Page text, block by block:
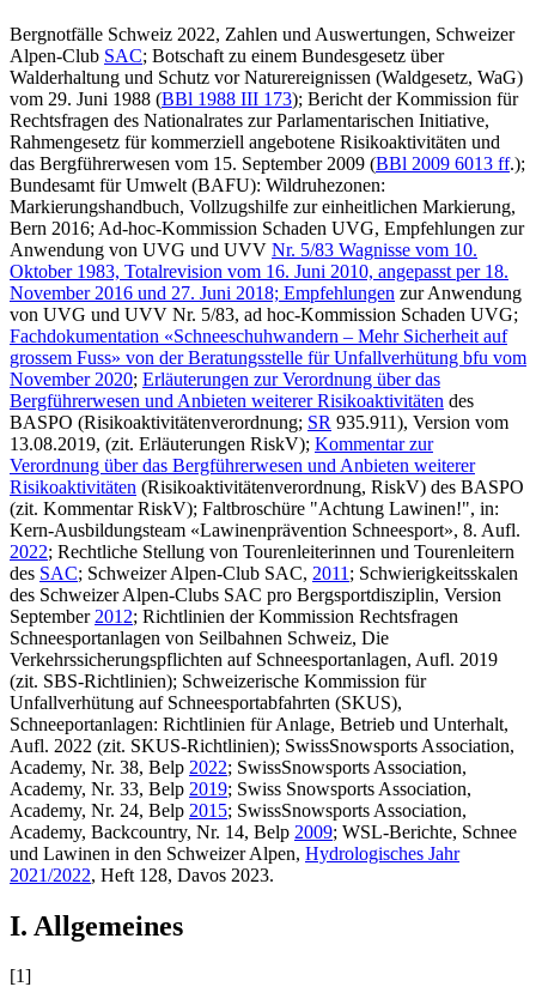
Bergnotfälle Schweiz 2022, Zahlen und Auswertungen, Schweizer
Alpen-Club SAC; Botschaft zu einem Bundesgesetz über
Walderhaltung und Schutz vor Naturereignissen (Waldgesetz, WaG)
vom 29. Juni 1988 (BBl 1988 III 173); Bericht der Kommission für
Rechtsfragen des Nationalrates zur Parlamentarischen Initiative,
Rahmengesetz für kommerziell angebotene Risikoaktivitäten und
das Bergführerwesen vom 15. September 2009 (BBl 2009 6013 ff.);
Bundesamt für Umwelt (BAFU): Wildruhezonen:
Markierungshandbuch, Vollzugshilfe zur einheitlichen Markierung,
Bern 2016; Ad-hoc-Kommission Schaden UVG, Empfehlungen zur
Anwendung von UVG und UVV Nr. 5/83 Wagnisse vom 10.
Oktober 1983, Totalrevision vom 16. Juni 2010, angepasst per 18.
November 2016 und 27. Juni 2018; Empfehlungen zur Anwendung
von UVG und UVV Nr. 5/83, ad hoc-Kommission Schaden UVG;
Fachdokumentation «Schneeschuhwandern – Mehr Sicherheit auf
grossem Fuss» von der Beratungsstelle für Unfallverhütung bfu vom
November 2020; Erläuterungen zur Verordnung über das
Bergführerwesen und Anbieten weiterer Risikoaktivitäten des
BASPO (Risikoaktivitätenverordnung; SR 935.911), Version vom
13.08.2019, (zit. Erläuterungen RiskV); Kommentar zur
Verordnung über das Bergführerwesen und Anbieten weiterer
Risikoaktivitäten (Risikoaktivitätenverordnung, RiskV) des BASPO
(zit. Kommentar RiskV); Faltbroschüre "Achtung Lawinen!", in:
Kern-Ausbildungsteam «Lawinenprävention Schneesport», 8. Aufl.
2022; Rechtliche Stellung von Tourenleiterinnen und Tourenleitern
des SAC; Schweizer Alpen-Club SAC, 2011 ; Schwierigkeitsskalen
des Schweizer Alpen-Clubs SAC pro Bergsportdisziplin, Version
September 2012; Richtlinien der Kommission Rechtsfragen
Schneesportanlagen von Seilbahnen Schweiz, Die
Verkehrssicherungspflichten auf Schneesportanlagen, Aufl. 2019
(zit. SBS-Richtlinien); Schweizerische Kommission für
Unfallverhütung auf Schneesportabfahrten (SKUS),
Schneeportanlagen: Richtlinien für Anlage, Betrieb und Unterhalt,
Aufl. 2022 (zit. SKUS-Richtlinien); SwissSnowsports Association,
Academy, Nr. 38, Belp 2022; SwissSnowsports Association,
Academy, Nr. 33, Belp 2019; Swiss Snowsports Association,
Academy, Nr. 24, Belp 2015; SwissSnowsports Association,
Academy, Backcountry, Nr. 14, Belp 2009; WSL-Berichte, Schnee
und Lawinen in den Schweizer Alpen, Hydrologisches Jahr
2021/2022, Heft 128, Davos 2023.
I. Allgemeines
[1]